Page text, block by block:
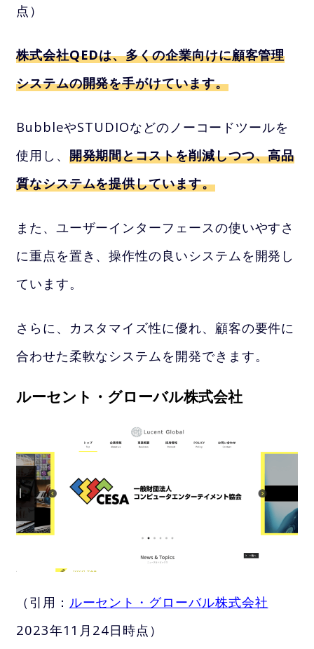
点）
株式会社QEDは、多くの企業向けに顧客管理
システムの開発を手がけています。
BubbleやSTUDIOなどのノーコードツールを
使用し、 開発期間とコストを削減しつつ、高品
質なシステムを提供しています。
また、ユーザーインターフェースの使いやすさ
に重点を置き、操作性の良いシステムを開発し
ています。
さらに、カスタマイズ性に優れ、顧客の要件に
合わせた柔軟なシステムを開発できます。
ルーセント・グローバル株式会社
（引用： ルーセント・グローバル株式会社
2023年11月24日時点）